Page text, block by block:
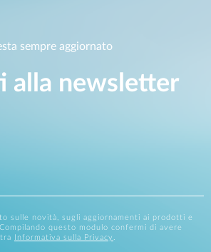
sempre aggiornato
alla newsletter
sulle novità, sugli aggiornamenti ai prodotti e
questo modulo confermi di avere
Informativa sulla Privacy .